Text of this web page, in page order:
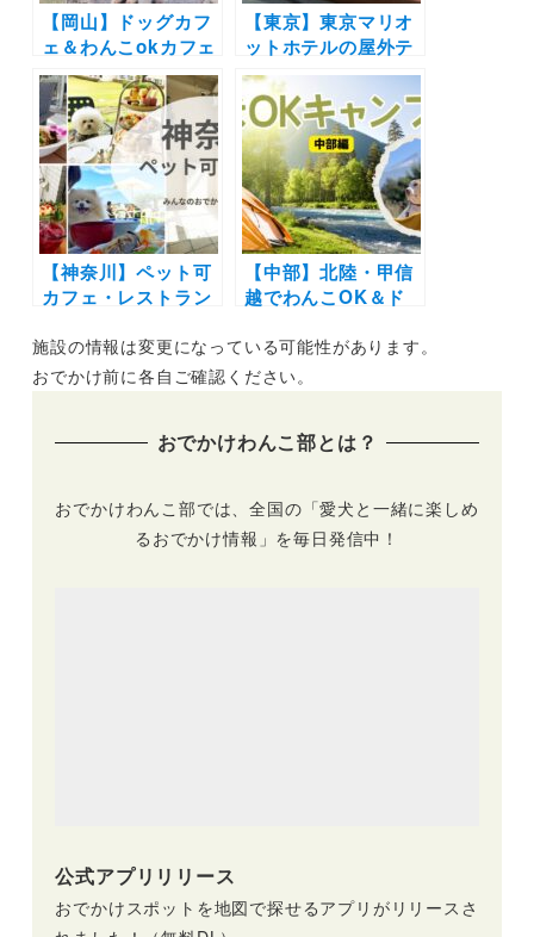
【岡山】ドッグカフ
ェ＆わんこokカフェ
の写真レポートまと
め16選 | 倉敷に牛窓
そして蒜山の人気エ
リアの絶景カフェや
牡蠣や海鮮・パンケ
ーキを愛犬と一緒に
♪
【東京】東京マリオ
ットホテルの屋外テ
ラスで愛犬と一緒に
グラマラスなピクニ
ックランチはいか
が？4月20日(水)～5
月31日(火)まで
【神奈川】ペット可
カフェ・レストラン
中華街の食べ放題や
アフタヌーンティー
【中部】北陸・甲信
越でわんこOK＆ド
ンプ場5選！ドッグ
フリーサイトあり、
施設の情報は変更になっている可能性があります。
おでかけ前に各自ご確認ください。
おでかけわんこ部とは？
おでかけわんこ部では、全国の「愛犬と一緒に楽しめ
るおでかけ情報」を毎日発信中！
公式アプリリリース
おでかけスポットを地図で探せるアプリがリリースさ